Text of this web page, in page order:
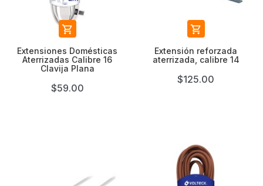

Extensiones Domésticas
Aterrizadas Calibre 16
Clavija Plana
$59.00

Extensión reforzada
aterrizada, calibre 14
$125.00